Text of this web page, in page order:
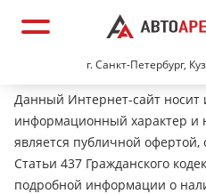
г. Санкт-Петербург,
Данный Интернет-сайт носит
информационный характер и
является публичной
Статьи 437 Гражданского
подробной информации о